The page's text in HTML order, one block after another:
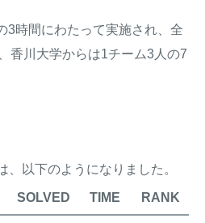
3時間にわたって実施され、全
香川大学からは1チーム3人の7
、以下のようになりました。
SOLVED TIME RANK